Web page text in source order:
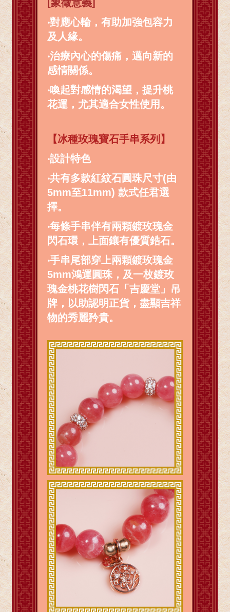
[象徵意義]
‧對應心輪，有助加強包容力
及人緣。
‧治療內心的傷痛，邁向新的
感情關係。
‧喚起對感情的渴望，提升桃
花運，尤其適合女性使用。
【冰種玫瑰寶石手串系列】
‧設計特色
‧共有多款紅紋石圓珠尺寸(由
5mm至11mm) 款式任君選
擇。
‧每條手串伴有兩顆鍍玫瑰金
閃石環，上面鑲有優質鋯石。
‧手串尾部穿上兩顆鍍玫瑰金
5mm鴻運圓珠，及一枚鍍玫
瑰金桃花樹閃石「吉慶堂」吊
牌，以助認明正貨，盡顯吉祥
物的秀麗矜貴。